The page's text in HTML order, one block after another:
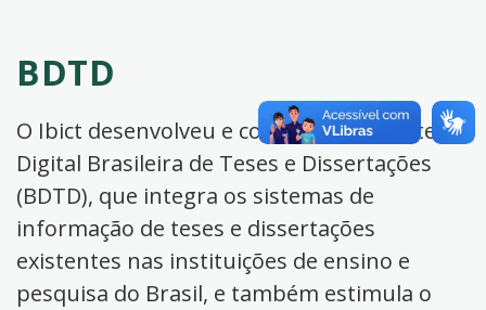
BDTD
O Ibict desenvolveu e coordena a Biblioteca
Digital Brasileira de Teses e Dissertações
(BDTD), que integra os sistemas de
informação de teses e dissertações
existentes nas instituições de ensino e
pesquisa do Brasil, e também estimula o